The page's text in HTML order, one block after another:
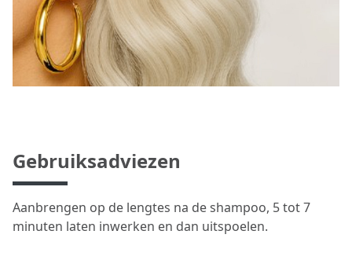
Gebruiksadviezen
Aanbrengen op de lengtes na de shampoo, 5 tot 7
minuten laten inwerken en dan uitspoelen.